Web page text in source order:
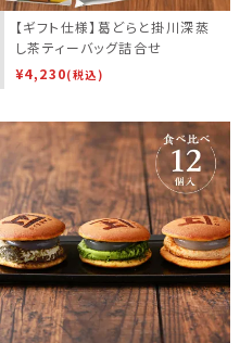
【ギフト仕様】葛どらと掛川深蒸
し茶ティーバッグ詰合せ
¥4,230(税込)